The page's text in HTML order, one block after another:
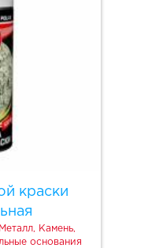
краски
Камень,
основания